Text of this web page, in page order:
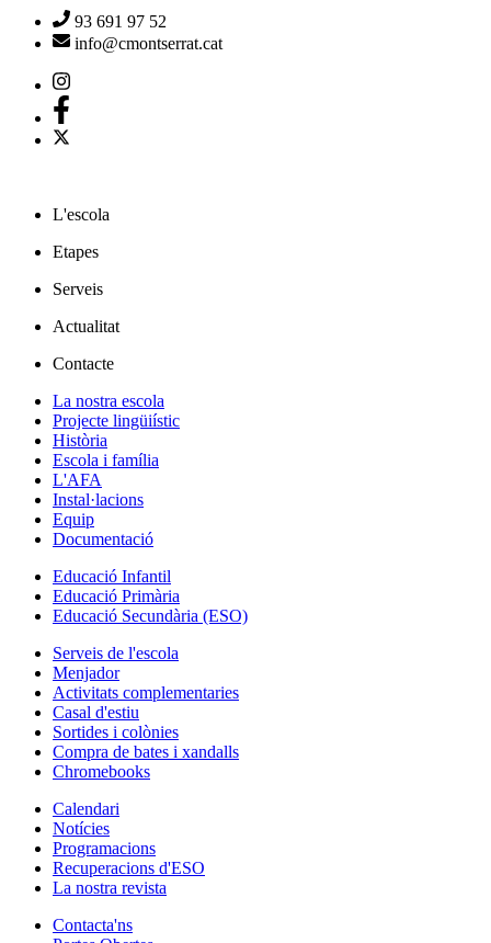
93 691 97 52
info@cmontserrat.cat
L'escola
Etapes
Serveis
Actualitat
Contacte
La nostra escola
Projecte lingüiístic
Història
Escola i família
L'AFA
Instal·lacions
Equip
Documentació
Educació Infantil
Educació Primària
Educació Secundària (ESO)
Serveis de l'escola
Menjador
Activitats complementaries
Casal d'estiu
Sortides i colònies
Compra de bates i xandalls
Chromebooks
Calendari
Notícies
Programacions
Recuperacions d'ESO
La nostra revista
Contacta'ns